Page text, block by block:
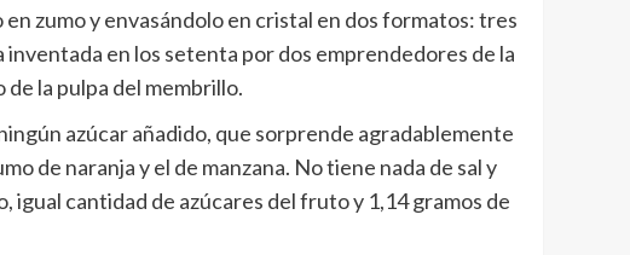
zumo y envasándolo en cristal en dos formatos: tres
en los setenta por dos emprendedores de la
la pulpa del membrillo.
azúcar añadido, que sorprende agradablemente
de naranja y el de manzana. No tiene nada de sal y
igual cantidad de azúcares del fruto y 1,14 gramos de